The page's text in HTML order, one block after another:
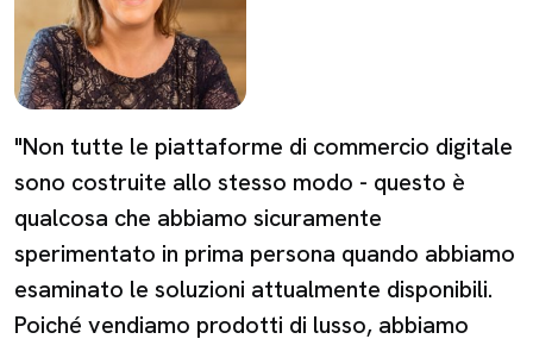
"Non tutte le piattaforme di commercio digitale
sono costruite allo stesso modo - questo è
qualcosa che abbiamo sicuramente
sperimentato in prima persona quando abbiamo
esaminato le soluzioni attualmente disponibili.
Poiché vendiamo prodotti di lusso, abbiamo